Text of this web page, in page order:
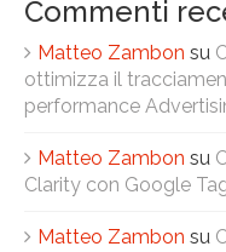
Commenti
Matteo Zambon su
ottimizza il
performance
Matteo Zambon su
Clarity con Google
Matteo Zambon su